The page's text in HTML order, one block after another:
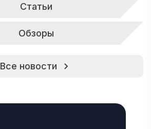
Статьи
Обзоры
Все новости